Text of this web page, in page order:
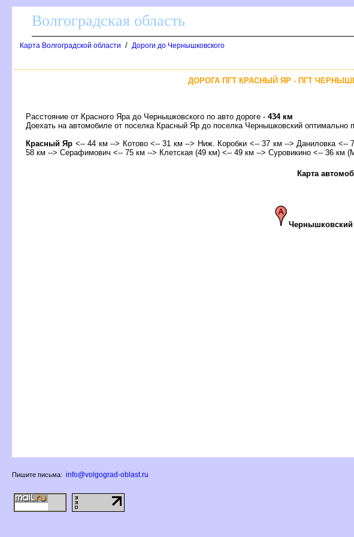
олгоградская область
Карта Волгоградской области / Дороги до Чернышковского
ДОРОГА ПГТ КРАСНЫЙ ЯР - ПГТ
Расстояние от Красного Яра до Чернышковского по авто дороге - 434 км
Доехать на автомобиле от поселка Красный Яр до поселка Чернышковский
Красный Яр <-- 44 км --> Котово <-- 31 км --> Ниж. Коробки <-- 37 км --> Даниловка
58 км --> Серафимович <-- 75 км --> Клетская (49 км) <-- 49 км --> Суровикино <-- 36 км
Карта
Чернышковский
Пишите письма: info@volgograd-oblast.ru